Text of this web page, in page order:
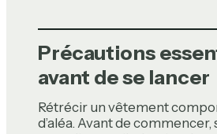
Précautions
avant de se lancer
Rétrécir un vêtement
d’aléa. Avant de commencer,